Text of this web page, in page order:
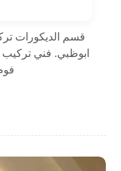
قسم الديكورات
ابوظبي. فني